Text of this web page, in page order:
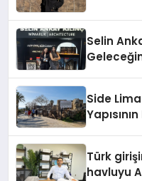
Selin
Side
Türk
havluyu